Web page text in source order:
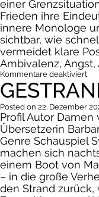
einer
Frieden ihre
innere Monologe
sichtbar, wie
vermeidet klare
Ambivalenz,
Kommentare deaktiviertfür
oder
Posted on 22. Dezember
Profil Autor Damen
Übersetzerin
Genre Schauspiel
machen sich
einem Boot von
– in die große
den Strand